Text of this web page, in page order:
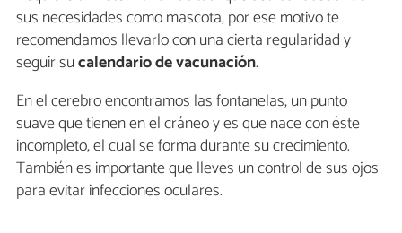
sus necesidades como mascota, por ese motivo te
recomendamos llevarlo con una cierta regularidad y
seguir sucalendario de vacunación.
En el cerebro encontramos las fontanelas, un punto
suave que tienen en el cráneo y es que nace con éste
incompleto, el cual se forma durante su crecimiento.
También es importante que lleves un control de sus ojos
para evitar infecciones oculares.